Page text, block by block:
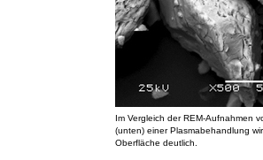
Im Vergleich der REM-Aufnahmen
(unten) einer Plasmabehandlung
Oberfläche deutlich.